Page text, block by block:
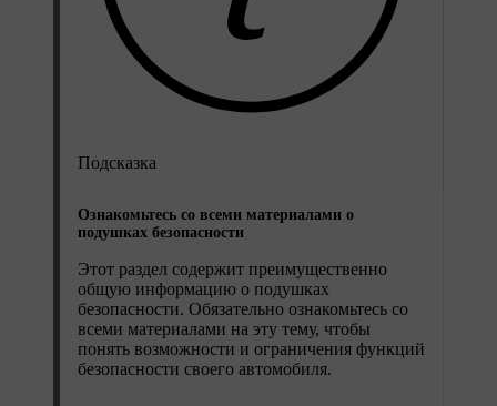
Подсказка
Ознакомьтесь со всеми материалами о
подушках безопасности
Этот раздел содержит преимущественно
общую информацию о подушках
безопасности. Обязательно ознакомьтесь со
всеми материалами на эту тему, чтобы
понять возможности и ограничения функций
безопасности своего автомобиля.